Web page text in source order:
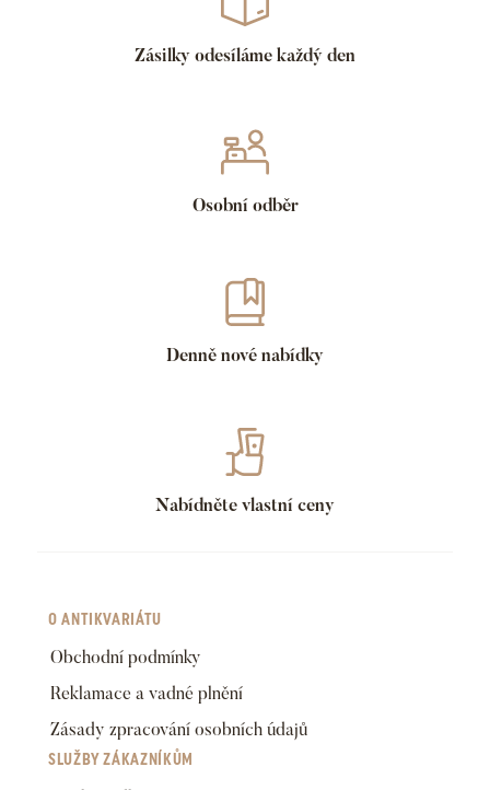
Zásilky odesíláme každý den
Osobní odběr
Denně nové nabídky
Nabídněte vlastní ceny
O ANTIKVARIÁTU
Obchodní podmínky
Reklamace a vadné plnění
Zásady zpracování osobních údajů
SLUŽBY ZÁKAZNÍKŮM